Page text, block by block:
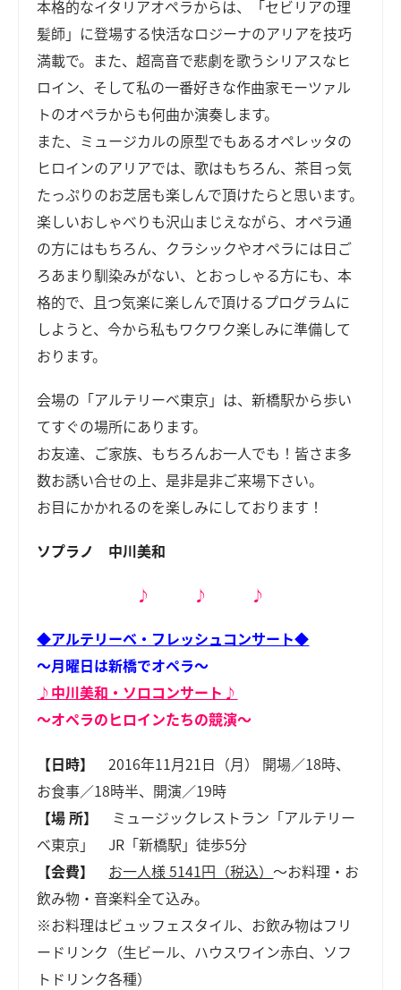
本格的なイタリアオペラからは、「セビリアの理
髪師」に登場する快活なロジーナのアリアを技巧
満載で。また、超高音で悲劇を歌うシリアスなヒ
ロイン、そして私の一番好きな作曲家モーツァル
トのオペラからも何曲か演奏します。
また、ミュージカルの原型でもあるオペレッタの
ヒロインのアリアでは、歌はもちろん、茶目っ気
たっぷりのお芝居も楽しんで頂けたらと思います。
楽しいおしゃべりも沢山まじえながら、オペラ通
の方にはもちろん、クラシックやオペラには日ご
ろあまり馴染みがない、とおっしゃる方にも、本
格的で、且つ気楽に楽しんで頂けるプログラムに
しようと、今から私もワクワク楽しみに準備して
おります。
会場の「アルテリーベ東京」は、新橋駅から歩い
てすぐの場所にあります。
お友達、ご家族、もちろんお一人でも！皆さま多
数お誘い合せの上、是非是非ご来場下さい。
お目にかかれるのを楽しみにしております！
ソプラノ 中川美和
♪ ♪ ♪
◆アルテリーベ・フレッシュコンサート◆
～月曜日は新橋でオペラ～
♪中川美和・ソロコンサート♪
～オペラのヒロインたちの競演～
【日時】
2016年11月21日（月） 開場／18時、
お食事／18時半、開演／19時
【場 所】
ミュージックレストラン「アルテリー
ベ東京」 JR「新橋駅」徒歩5分
【会費】
お一人様 5141円（税込）～お料理・お
飲み物・音楽料全て込み。
※お料理はビュッフェスタイル、お飲み物はフリ
ードリンク（生ビール、ハウスワイン赤白、ソフ
トドリンク各種）